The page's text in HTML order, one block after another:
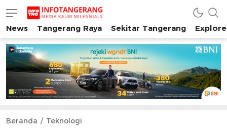
INFO TANGERANG
Media Kaum Millenials Tangerang Raya
News Tangerang Raya Sekitar Tangerang
Beranda Teknologi